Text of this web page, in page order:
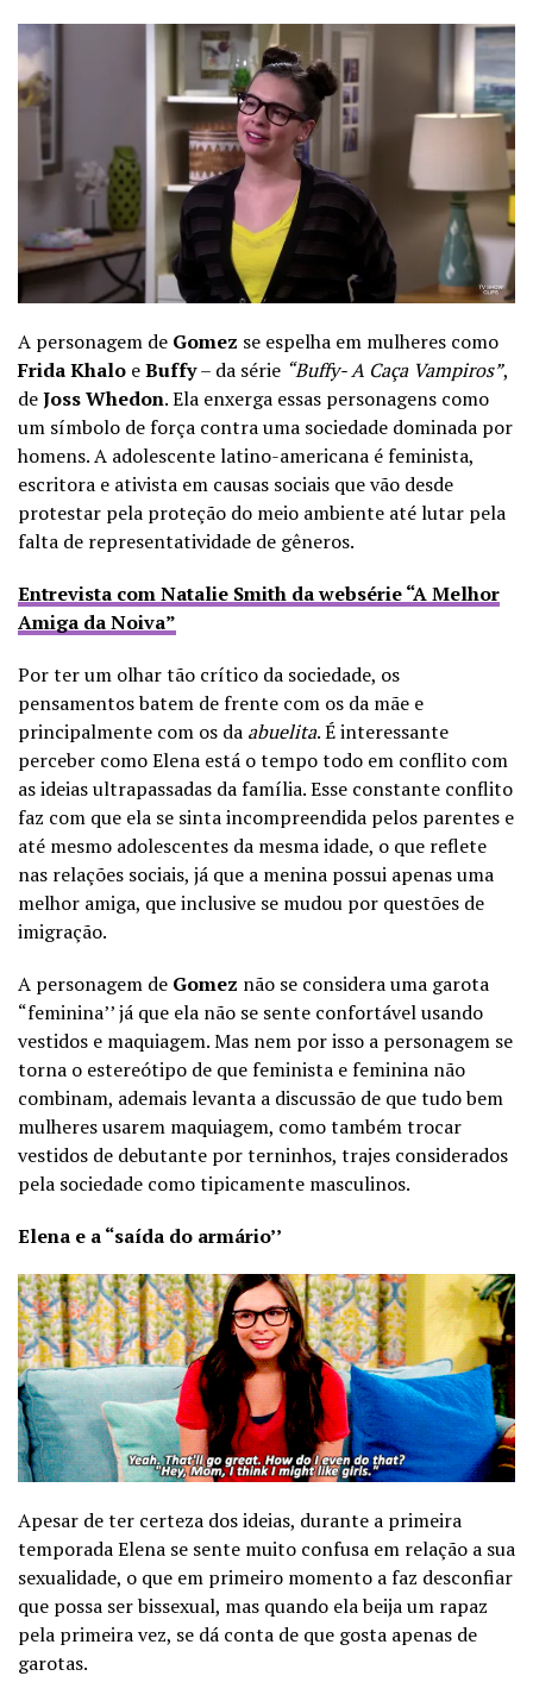
A personagem de Gomez se espelha em mulheres como
Frida Khalo eBuffy– da série “Buffy- A Caça Vampiros”,
deJoss Whedon. Ela enxerga essas personagens como
um símbolo de força contra uma sociedade dominada por
homens. A adolescente latino-americana é feminista,
escritora e ativista em causas sociais que vão desde
protestar pela proteção do meio ambiente até lutar pela
falta de representatividade de gêneros.
Entrevista com Natalie Smith da websérie “A Melhor
Amiga da Noiva”
Por ter um olhar tão crítico da sociedade, os
pensamentos batem de frente com os da mãe e
principalmente com os da abuelita. É interessante
perceber como Elena está o tempo todo em conflito com
as ideias ultrapassadas da família. Esse constante conflito
faz com que ela se sinta incompreendida pelos parentes e
até mesmo adolescentes da mesma idade, o que reflete
nas relações sociais, já que a menina possui apenas uma
melhor amiga, que inclusive se mudou por questões de
imigração.
A personagem de Gomez não se considera uma garota
“feminina’’ já que ela não se sente confortável usando
vestidos e maquiagem. Mas nem por isso a personagem se
torna o estereótipo de que feminista e feminina não
combinam, ademais levanta a discussão de que tudo bem
mulheres usarem maquiagem, como também trocar
vestidos de debutante por terninhos, trajes considerados
pela sociedade como tipicamente masculinos.
Elena e a “saída do armário’’
Apesar de ter certeza dos ideias, durante a primeira
temporada Elena se sente muito confusa em relação a sua
sexualidade, o que em primeiro momento a faz desconfiar
que possa ser bissexual, mas quando ela beija um rapaz
pela primeira vez, se dá conta de que gosta apenas de
garotas.